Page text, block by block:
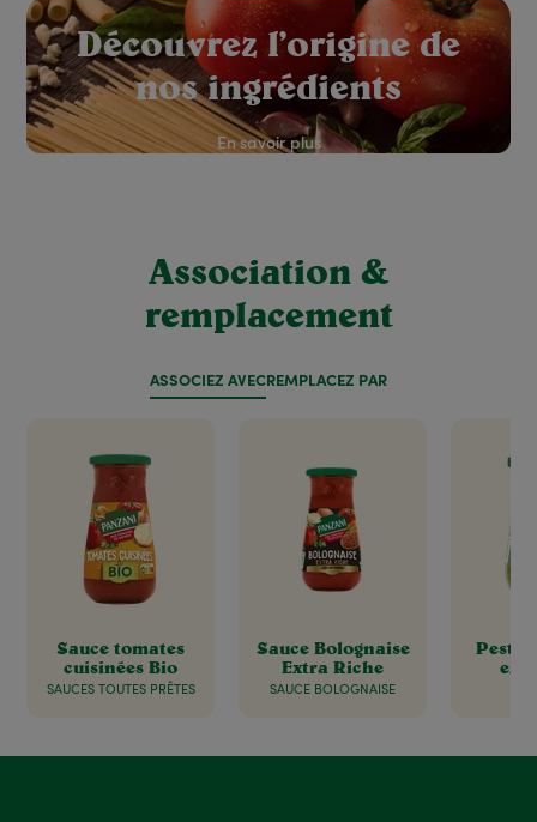
red: Rouge
Découvrez l’origine de
nos ingrédients
En savoir plus
Association &
remplacement
ASSOCIEZ AVECREMPLACEZ PAR
Sauce tomates
cuisinées Bio
SAUCES TOUTES PRÊTES
Sauce Bolognaise
Extra Riche
SAUCE BOLOGNAISE
Pesto